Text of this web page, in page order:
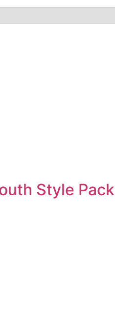
Style Pack